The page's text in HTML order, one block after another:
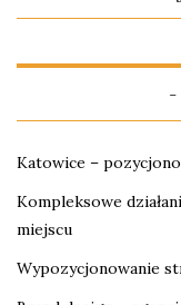
Katowice –
Kompleksowe
miejscu
Wypozycjonowanie